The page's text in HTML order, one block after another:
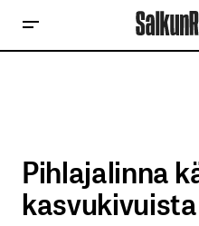
Pihlajalinna
kasvukivuista